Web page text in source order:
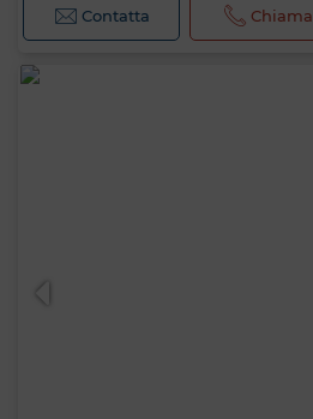
Contatta Chiama